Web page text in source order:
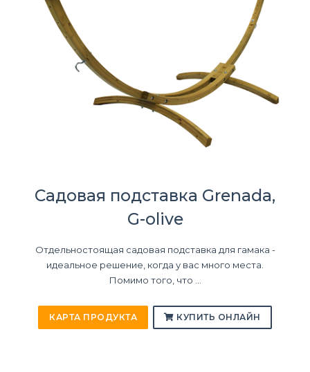
Садовая подставка Grenada,
G-olive
Отдельностоящая садовая подставка для гамака -
идеальное решение, когда у вас много места.
Помимо того, что ...
КАРТА ПРОДУКТА КУПИТЬ ОНЛАЙН